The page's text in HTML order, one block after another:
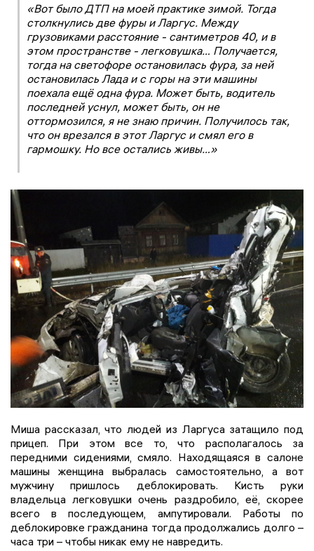
«Вот было ДТП на моей практике зимой. Тогда
столкнулись две фуры и Ларгус. Между
грузовиками расстояние - сантиметров 40, и в
этом пространстве - легковушка… Получается,
тогда на светофоре остановилась фура, за ней
остановилась Лада и с горы на эти машины
поехала ещё одна фура. Может быть, водитель
последней уснул, может быть, он не
оттормозился, я не знаю причин. Получилось так,
что он врезался в этот Ларгус и смял его в
гармошку. Но все остались живы…»
Миша рассказал, что людей из Ларгуса затащило под
прицеп. При этом все то, что располагалось за
передними сидениями, смяло. Находящаяся в салоне
машины женщина выбралась самостоятельно, а вот
мужчину пришлось деблокировать. Кисть руки
владельца легковушки очень раздробило, её, скорее
всего в последующем, ампутировали. Работы по
деблокировке гражданина тогда продолжались долго –
часа три – чтобы никак ему не навредить.